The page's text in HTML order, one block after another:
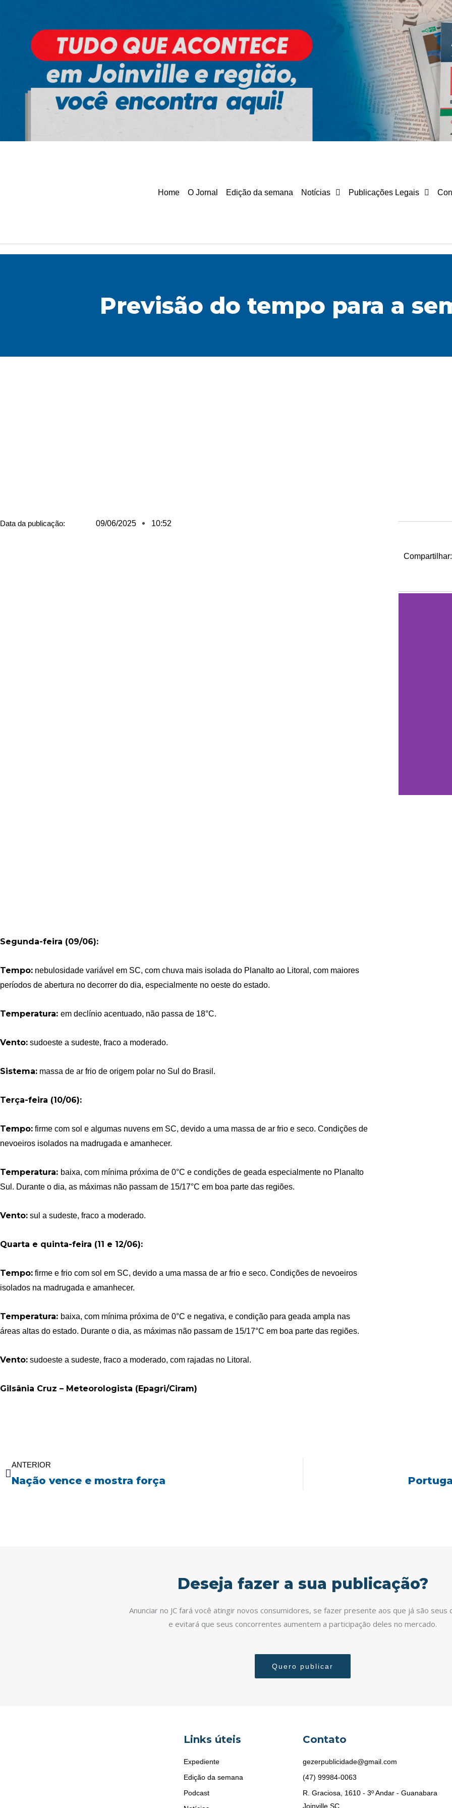
conteúdo
Home O Jornal Edição da semana Notícias Publicações Legais
Previsão do tempo para a
Data da publicação: 09/06/2025 10:52
Segunda-feira (09/06):
Tempo: nebulosidade variável em SC, com chuva mais isolada do Planalto ao Litoral, com maiores
períodos de abertura no decorrer do dia, especialmente no oeste do estado.
Temperatura: em declínio acentuado, não passa de 18°C.
Vento: sudoeste a sudeste, fraco a moderado.
Sistema: massa de ar frio de origem polar no Sul do Brasil.
Terça-feira (10/06):
Tempo: firme com sol e algumas nuvens em SC, devido a uma massa de ar frio e seco. Condições de
nevoeiros isolados na madrugada e amanhecer.
Temperatura: baixa, com mínima próxima de 0°C e condições de geada especialmente no Planalto
Sul. Durante o dia, as máximas não passam de 15/17°C em boa parte das regiões.
Vento: sul a sudeste, fraco a moderado.
Quarta e quinta-feira (11 e 12/06):
Tempo: firme e frio com sol em SC, devido a uma massa de ar frio e seco. Condições de nevoeiros
isolados na madrugada e amanhecer.
Temperatura: baixa, com mínima próxima de 0°C e negativa, e condição para geada ampla nas
áreas altas do estado. Durante o dia, as máximas não passam de 15/17°C em boa parte das regiões.
Vento: sudoeste a sudeste, fraco a moderado, com rajadas no Litoral.
Gilsânia Cruz – Meteorologista (Epagri/Ciram)
Compartilhar:
ANTERIOR
Nação vence e mostra força
Deseja fazer a sua publicação?
Anunciar no JC fará você atingir novos consumidores, se fazer presente aos que já são seus
e evitará que seus concorrentes aumentem a participação deles no mercado.
Quero publicar
Links úteis
Expediente
Edição da semana
Podcast
Contato
gezerpublicidade@gmail.com
(47) 99984-0063
R. Graciosa, 1610 - 3º Andar - Guanabara
Joinville SC